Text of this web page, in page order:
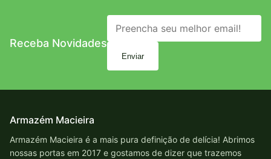
Receba Novidades
Enviar
Armazém Macieira
Armazém Macieira é a mais pura definição de delícia! Abrimos
nossas portas em 2017 e gostamos de dizer que trazemos